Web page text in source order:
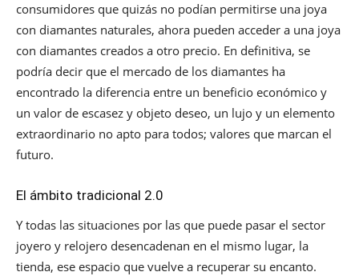
consumidores que quizás no podían permitirse una joya
con diamantes naturales, ahora pueden acceder a una joya
con diamantes creados a otro precio. En definitiva, se
podría decir que el mercado de los diamantes ha
encontrado la diferencia entre un beneficio económico y
un valor de escasez y objeto deseo, un lujo y un elemento
extraordinario no apto para todos; valores que marcan el
futuro.
El ámbito tradicional 2.0
Y todas las situaciones por las que puede pasar el sector
joyero y relojero desencadenan en el mismo lugar, la
tienda, ese espacio que vuelve a recuperar su encanto.